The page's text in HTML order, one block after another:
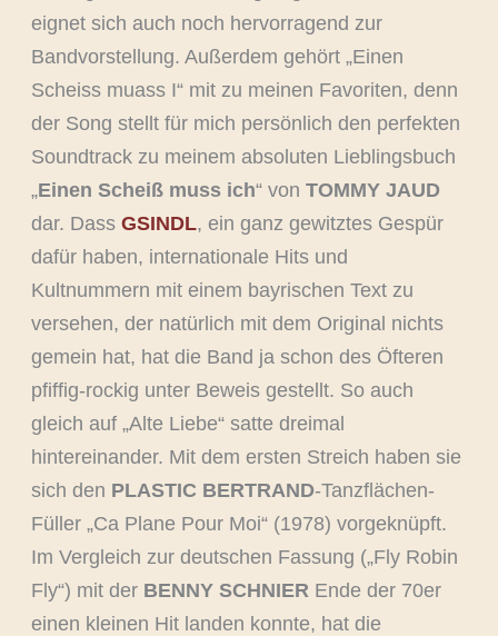
eignet sich auch noch hervorragend zur
Bandvorstellung. Außerdem gehört „Einen
Scheiss muass I“ mit zu meinen Favoriten, denn
der Song stellt für mich persönlich den perfekten
Soundtrack zu meinem absoluten Lieblingsbuch
„Einen Scheiß muss ich“ von TOMMY JAUD
dar. Dass GSINDL, ein ganz gewitztes Gespür
dafür haben, internationale Hits und
Kultnummern mit einem bayrischen Text zu
versehen, der natürlich mit dem Original nichts
gemein hat, hat die Band ja schon des Öfteren
pfiffig-rockig unter Beweis gestellt. So auch
gleich auf „Alte Liebe“ satte dreimal
hintereinander. Mit dem ersten Streich haben sie
sich den PLASTIC BERTRAND-Tanzflächen-
Füller „Ca Plane Pour Moi“ (1978) vorgeknüpft.
Im Vergleich zur deutschen Fassung („Fly Robin
Fly“) mit der BENNY SCHNIER Ende der 70er
einen kleinen Hit landen konnte, hat die